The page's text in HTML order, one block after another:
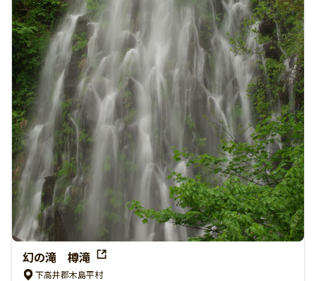
幻の滝 樽滝
下高井郡木島平村